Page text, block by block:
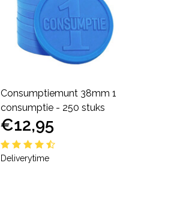
Consumptiemunt 38mm 1
consumptie - 250 stuks
€12,95
Deliverytime